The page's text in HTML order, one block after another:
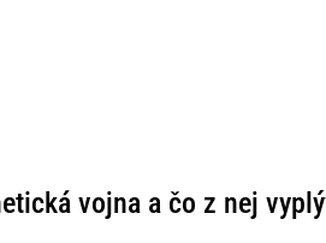
vojna a čo z nej